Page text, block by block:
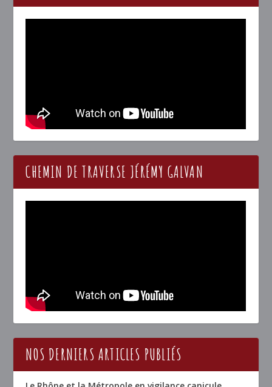
CHEMIN DE TRAVERSE JÉRÉMY GALVAN
NOS DERNIERS ARTICLES PUBLIÉS